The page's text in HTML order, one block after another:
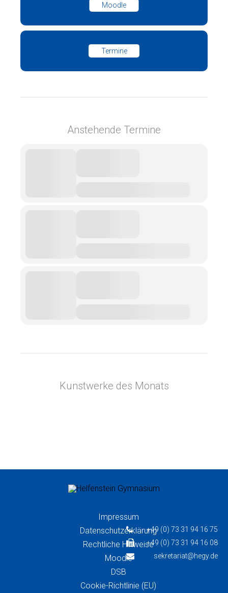
Moodle
Termine
Anstehende Termine
Kunstwerke des Monats
+49 (0) 73 31 94 16 75
+49 (0) 73 31 94 16 08
sekretariat@hegy.de
Impressum
Datenschutzerklärung
Rechtliche Hinweise
Moodle
DSB
Cookie-Richtlinie (EU)